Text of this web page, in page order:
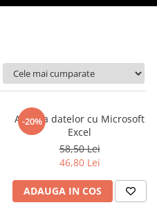
-20%
Analiza datelor cu Microsoft
Excel
58,50 Lei
46,80 Lei
ADAUGA IN COS